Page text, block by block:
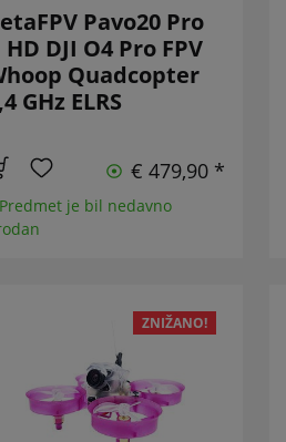
Pavo20 Pro
DJI O4 Pro FPV
Quadcopter
GHz ELRS
€ 479,90 *
je bil nedavno
ZNIŽANO!